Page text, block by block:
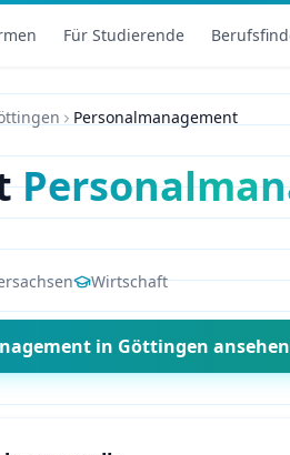
Für Studierende
Personalmanagement
Wirtschaft
in Göttingen ansehen